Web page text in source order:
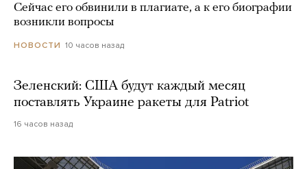
Сейчас его обвинили в плагиате, а к его биографии
возникли вопросы
НОВОСТИ 10 часов назад
Зеленский: США будут каждый месяц
поставлять Украине ракеты для Patriot
16 часов назад